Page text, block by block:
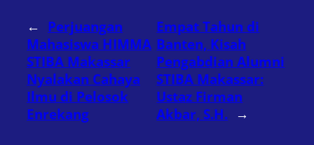
← Perjuangan
Mahasiswa HIMMA
STIBA Makassar
Nyalakan Cahaya
Ilmu di Pelosok
Enrekang
Empat Tahun di
Banten, Kisah
Pengabdian Alumni
STIBA Makassar:
Ustaz Firman
Akbar, S.H. →